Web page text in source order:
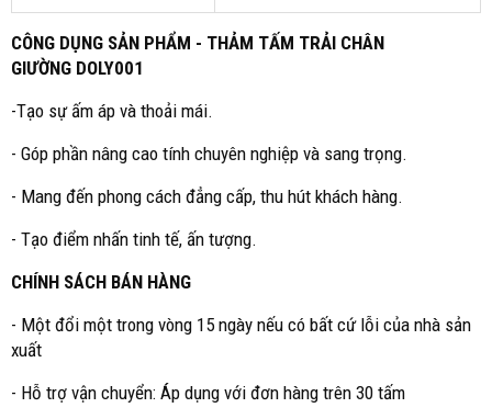
CÔNG DỤNG SẢN PHẨM - THẢM TẤM TRẢI CHÂN
GIƯỜNG DOLY001
-Tạo sự ấm áp và thoải mái.
- Góp phần nâng cao tính chuyên nghiệp và sang trọng.
- Mang đến phong cách đẳng cấp, thu hút khách hàng.
- Tạo điểm nhấn tinh tế, ấn tượng.
CHÍNH SÁCH BÁN HÀNG
- Một đổi một trong vòng 15 ngày nếu có bất cứ lỗi của nhà sản
xuất
- Hỗ trợ vận chuyển: Áp dụng với đơn hàng trên 30 tấm